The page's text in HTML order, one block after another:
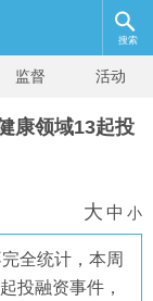
搜索
监督 活动
康领域13起投
大 中 小
全统计，本周
投融资事件，